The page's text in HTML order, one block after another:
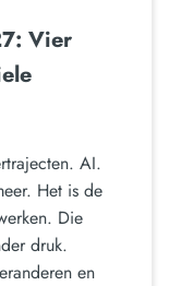
Vier
AI.
Het is de
Die
druk.
en